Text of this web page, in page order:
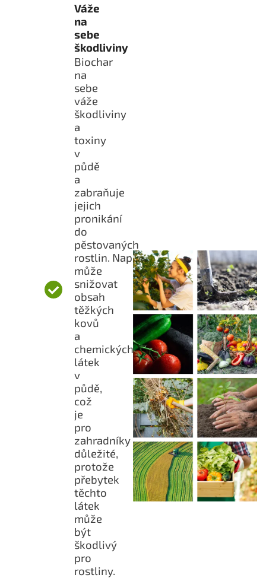
Váže
na
sebe
škodliviny
Biochar
na
sebe
váže
škodliviny
a
toxiny
v
půdě
a
zabraňuje
jejich
pronikání
do
pěstovaných
rostlin. Například
může
snižovat
obsah
těžkých
kovů
a
chemických
látek
v
půdě,
což
je
pro
zahradníky
důležité,
protože
přebytek
těchto
látek
může
být
škodlivý
pro
rostliny.